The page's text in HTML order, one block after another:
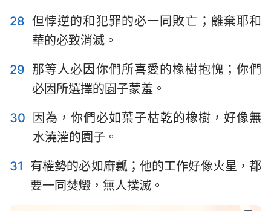
28 但悖逆的和犯罪的必一同敗亡；離棄耶和
華的必致消滅。
29 那等人必因你們所喜愛的橡樹抱愧；你們
必因所選擇的園子蒙羞。
30
因為，你們必如葉子枯乾的橡樹，好像無
水澆灌的園子。
31
有權勢的必如麻瓤；他的工作好像火星，都
要一同焚燬，無人撲滅。